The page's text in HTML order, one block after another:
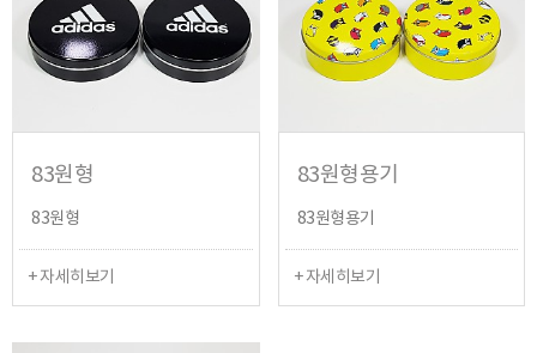
83원형
83원형
+ 자세히보기
83원형용기
83원형용기
+ 자세히보기